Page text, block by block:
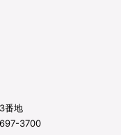
番地
3700